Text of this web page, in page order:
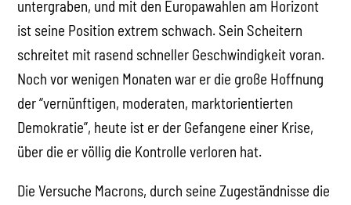
untergraben, und mit den Europawahlen am Horizont
ist seine Position extrem schwach. Sein Scheitern
schreitet mit rasend schneller Geschwindigkeit voran.
Noch vor wenigen Monaten war er die große Hoffnung
der “vernünftigen, moderaten, marktorientierten
Demokratie”, heute ist er der Gefangene einer Krise,
über die er völlig die Kontrolle verloren hat.
Die Versuche Macrons, durch seine Zugeständnisse die